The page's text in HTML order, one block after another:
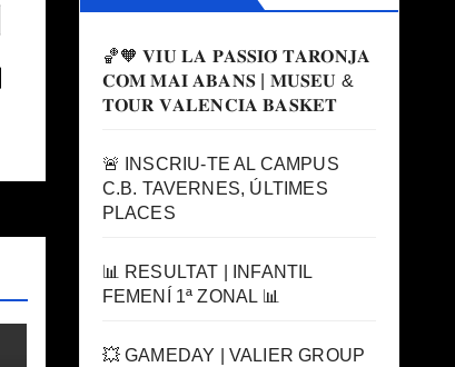
🏀🧡 𝐕𝐈𝐔 𝐋𝐀 𝐏𝐀𝐒𝐒𝐈𝐎́ 𝐓𝐀𝐑𝐎𝐍𝐉𝐀
𝐂𝐎𝐌 𝐌𝐀𝐈 𝐀𝐁𝐀𝐍𝐒 | 𝐌𝐔𝐒𝐄𝐔 &
𝐓𝐎𝐔𝐑 𝐕𝐀𝐋𝐄𝐍𝐂𝐈𝐀 𝐁𝐀𝐒𝐊𝐄𝐓
🚨 INSCRIU-TE AL CAMPUS
C.B. TAVERNES, ÚLTIMES
PLACES
📊 RESULTAT | INFANTIL
FEMENÍ 1ª ZONAL 📊
💥 GAMEDAY | VALIER GROUP